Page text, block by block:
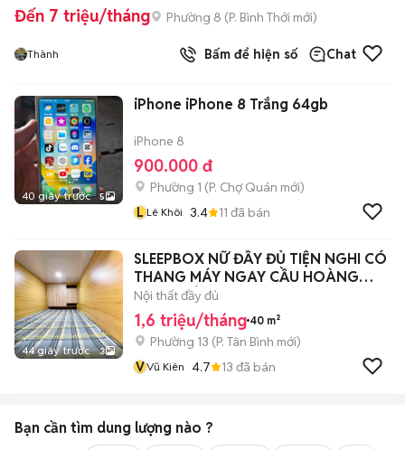
Đến 7 triệu/tháng Phường 8 (P. Bình Thới mới)
Thành Bấm để hiện số Chat
40 giây trước 5
iPhone iPhone 8 Trắng 64gb
iPhone 8
900.000 đ
Phường 1 (P. Chợ Quán mới)
L Lê Khôi 3.4 11 đã bán
44 giây trước 3
SLEEPBOX NỮ ĐẦY ĐỦ TIỆN NGHI CÓ
THANG MÁY NGAY CẦU HOÀNG
HOA THÁM
Nội thất đầy đủ
1,6 triệu/tháng 40 m²
Phường 13 (P. Tân Bình mới)
VVũ Kiên 4.7 13 đã bán
Bạn cần tìm dung lượng nào ?